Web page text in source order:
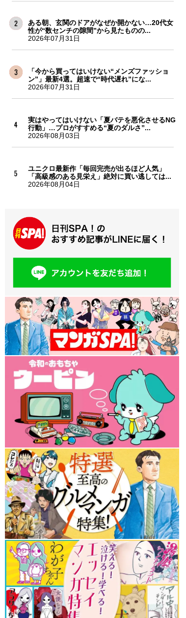
ある朝、玄関のドアがなぜか開かない…20代女
性が“数センチの隙間”から見たものの...
2026年07月31日
「今から買ってはいけない“メンズファッショ
ン”」最新4選。超速で“時代遅れ”にな...
2026年07月31日
実はやってはいけない「夏バテを悪化させるNG
行動」…プロがすすめる“夏のダルさ”...
2026年08月03日
ユニクロ最新作「毎回完売が出るほど人気」
「高級感のある見栄え」絶対に買い逃しては...
2026年08月04日